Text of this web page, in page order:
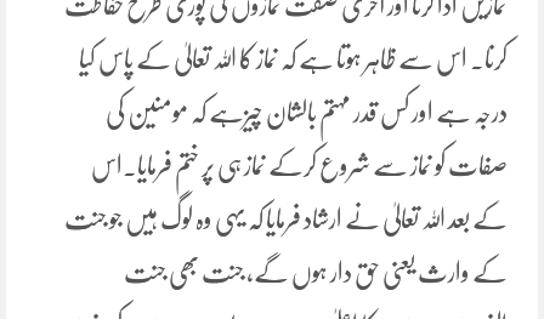
نمازیں ادا کرنا اور آخری صفت نمازوں کی پوری طرح حفاظت
کرنا۔ اس سے ظاہر ہوتا ہے کہ نماز کا اللہ تعالیٰ کے پاس کیا
درجہ ہے اور کس قدر مہتم بالشان چیزہے کہ مومنین کی
صفات کو نماز سے شروع کرکے نماز ہی پر ختم فرمایا۔اس
کے بعد اللہ تعالیٰ نے ارشاد فرمایا کہ یہی وہ لوگ ہیں جو جنت
کے وارث یعنی حق دار ہوں گے، جنت بھی جنت